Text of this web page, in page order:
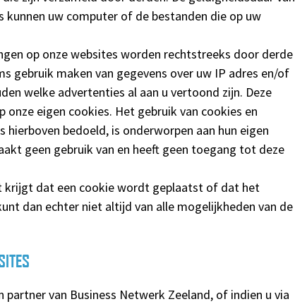
kunnen uw computer of de bestanden die op uw
op onze websites worden rechtstreeks door derde
gebruik maken van gegevens over uw IP adres en/of
welke advertenties al aan u vertoond zijn. Deze
onze eigen cookies. Het gebruik van cookies en
bedoeld, is onderworpen aan hun eigen
geen gebruik van en heeft geen toegang tot deze
krijgt dat een cookie wordt geplaatst of dat het
dan echter niet altijd van alle mogelijkheden van de
van Business Netwerk Zeeland, of indien u via